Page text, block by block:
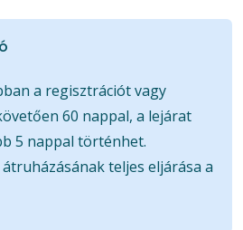
a regisztrációt vagy
60 nappal, a lejárat
5 nappal történhet.
teljes eljárása a